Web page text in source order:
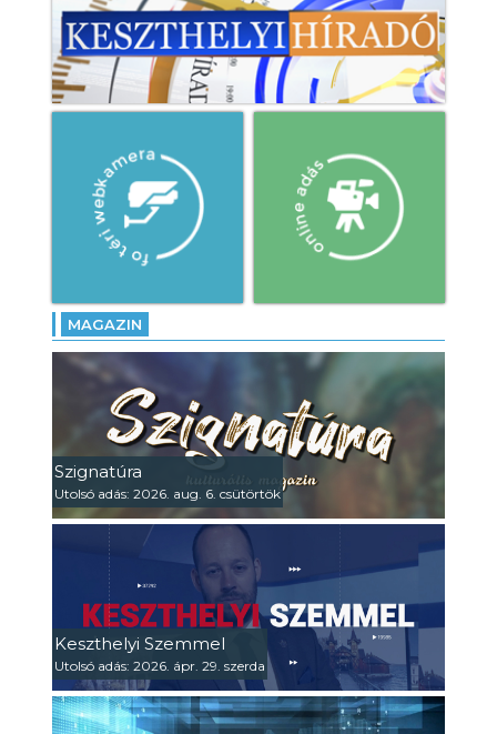
MAGAZIN
Szignatúra
Utolsó adás: 2026. aug. 6. csütörtök
Keszthelyi Szemmel
Utolsó adás: 2026. ápr. 29. szerda